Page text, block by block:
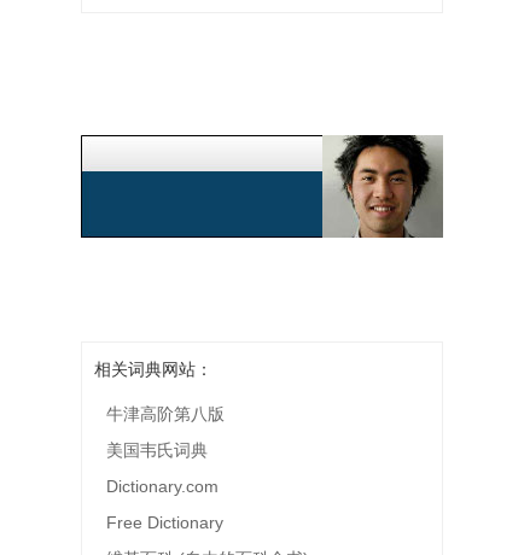
相关词典网站：
牛津高阶第八版
美国韦氏词典
Dictionary.com
Free Dictionary